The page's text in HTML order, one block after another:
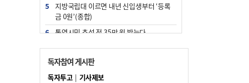
5
지방국립대 이르면 내년 신입생부터 ‘등록
금 0원’(종합)
6
통영시민 추석 전 35만 원 받는다
7
부산 철강공장 50대 노동자 추락사
8
국힘 부산시당, ‘정이한 조력’ 시의원 윤리
위에…‘한동훈 지지’도 신고접수
독자참여 게시판
독자투고| 기사제보